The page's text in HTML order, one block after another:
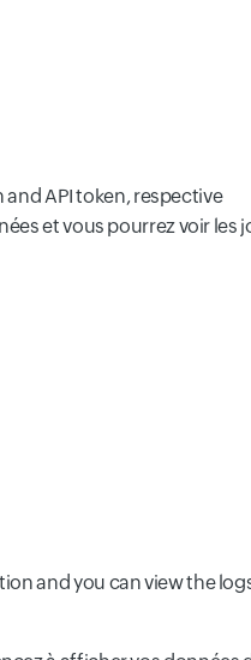
API token, respective
et vous pourrez voir les
and you can view the